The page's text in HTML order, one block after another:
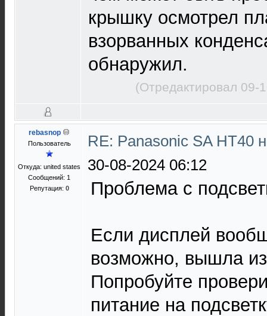
крышку осмотрел
взорванных
обнаружил.
(Отредактировал 09-
rebasnop
Пользователь
Откуда: united states
Сообщений: 1
Репутация: 0
RE: Panasonic SA HT40
30-08-2024 06:12
Проблема с
Если дисплей
возможно, вышла
Попробуйте
питание на